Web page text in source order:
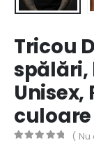
Tricou
spălări,
Unisex,
( Nu